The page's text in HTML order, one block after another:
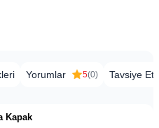
Yorumlar 5(0) Tavsiye Et
Kapak